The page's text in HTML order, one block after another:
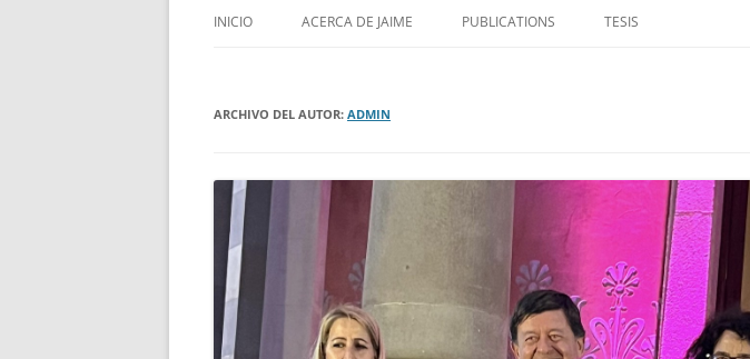
INICIO ACERCA DE JAIME PUBLICATIONS TESIS
ARCHIVO DEL AUTOR: ADMIN